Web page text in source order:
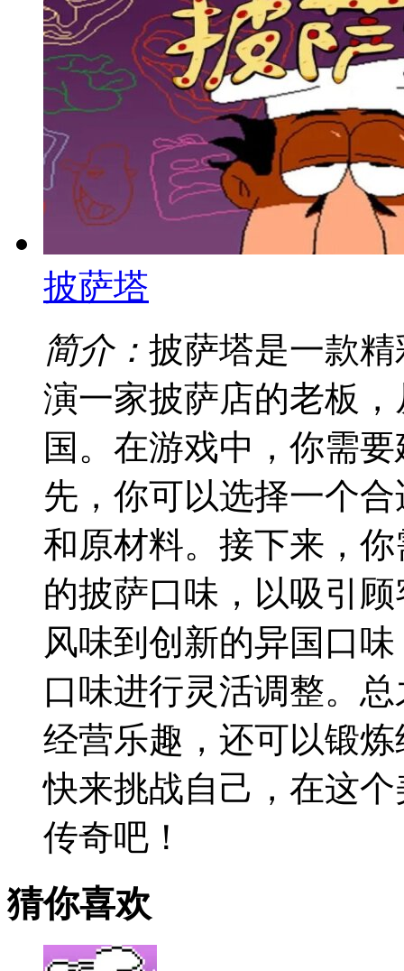
披萨塔
简介： 披萨塔是一款
演一家披萨店的老板
国。在游戏中，你需
先，你可以选择一个
和原材料。接下来，
的披萨口味，以吸引
风味到创新的异国口
口味进行灵活调整。
经营乐趣，还可以锻
快来挑战自己，在这
传奇吧！
猜你喜欢